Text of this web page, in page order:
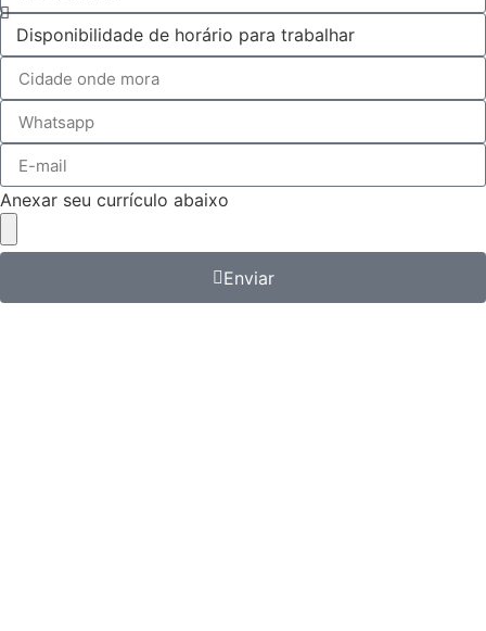
Anexar seu currículo abaixo
Enviar